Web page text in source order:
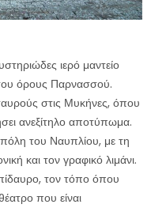
ιερό μαντείο
όρους Παρνασσού.
στις Μυκήνες, όπου
ανεξίτηλο αποτύπωμα.
του Ναυπλίου, με τη
και τον γραφικό λιμάνι.
τον τόπο όπου
που είναι